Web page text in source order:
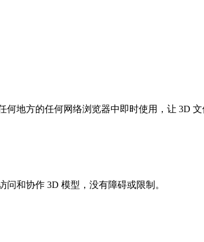
地方的任何网络浏览器中即时使用，让 3D 文
和协作 3D 模型，没有障碍或限制。